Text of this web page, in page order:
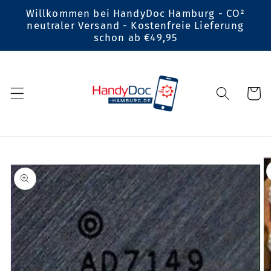
zum
Inhalt
Willkommen bei HandyDoc Hamburg - CO²
neutraler Versand - Kostenfreie Lieferung
schon ab €49,95